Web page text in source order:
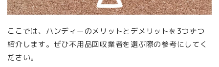
ここでは、ハンディーのメリットとデメリットを3つずつ
紹介します。ぜひ不用品回収業者を選ぶ際の参考にしてく
ださい。